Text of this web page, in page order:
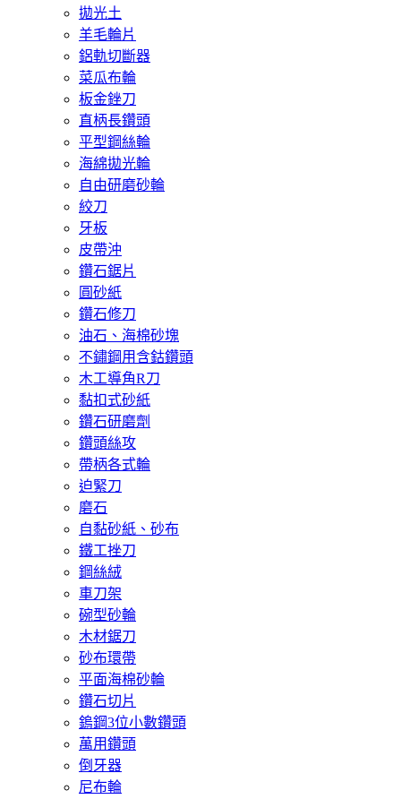
拋光土
羊毛輪片
鋁軌切斷器
菜瓜布輪
板金銼刀
直柄長鑽頭
平型鋼絲輪
海綿拋光輪
自由研磨砂輪
絞刀
牙板
皮帶沖
鑽石鋸片
圓砂紙
鑽石修刀
油石、海棉砂塊
不鏽鋼用含鈷鑽頭
木工導角R刀
黏扣式砂紙
鑽石研磨劑
鑽頭絲攻
帶柄各式輪
迫緊刀
磨石
自黏砂紙、砂布
鐵工挫刀
鋼絲絨
車刀架
碗型砂輪
木材鋸刀
砂布環帶
平面海棉砂輪
鑽石切片
鎢鋼3位小數鑽頭
萬用鑽頭
倒牙器
尼布輪